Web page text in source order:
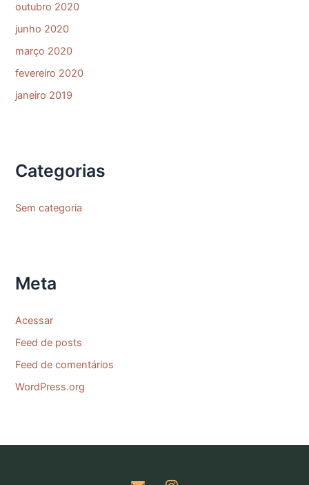
outubro 2020
junho 2020
março 2020
fevereiro 2020
janeiro 2019
Categorias
Sem categoria
Meta
Acessar
Feed de posts
Feed de comentários
WordPress.org
E
I